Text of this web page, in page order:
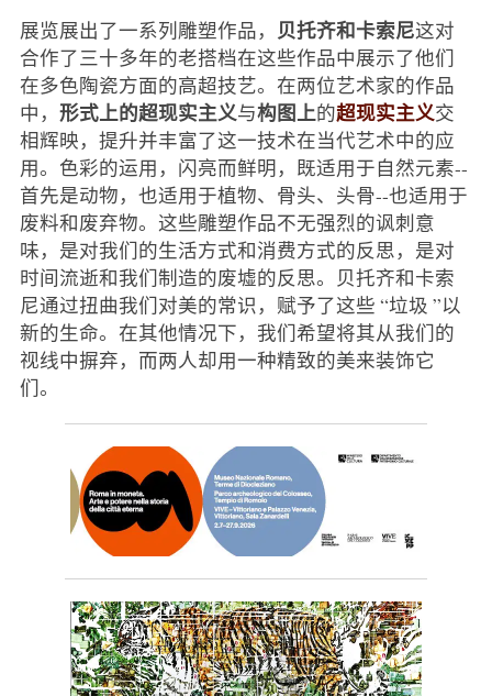
展览展出了一系列雕塑作品， 贝托齐和卡索尼这对
合作了三十多年的老搭档在这些作品中展示了他们
在多色陶瓷方面的高超技艺。在两位艺术家的作品
中， 形式上的超现实主义与构图上的超现实主义交
相辉映，提升并丰富了这一技术在当代艺术中的应
用。色彩的运用，闪亮而鲜明，既适用于自然元素--
首先是动物，也适用于植物、骨头、头骨--也适用于
废料和废弃物。这些雕塑作品不无强烈的讽刺意
味，是对我们的生活方式和消费方式的反思，是对
时间流逝和我们制造的废墟的反思。贝托齐和卡索
尼通过扭曲我们对美的常识，赋予了这些 “垃圾 ”以
新的生命。在其他情况下，我们希望将其从我们的
视线中摒弃，而两人却用一种精致的美来装饰它
们。